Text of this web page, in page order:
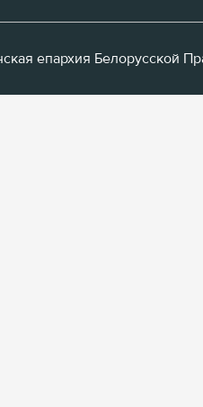
епархия Белорусской